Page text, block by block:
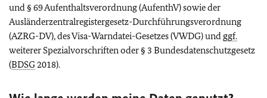
und § 69 Aufenthaltsverordnung (AufenthV) sowie der
Ausländerzentralregistergesetz-Durchführungsverordnung
(AZRG-DV), des Visa-Warndatei-Gesetzes (VWDG) und ggf.
weiterer Spezialvorschriften oder § 3 Bundesdatenschutzgesetz
(BDSG 2018).